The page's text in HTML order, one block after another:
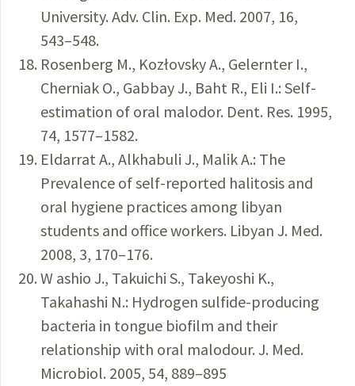
University. Adv. Clin. Exp. Med. 2007, 16,
543–548.
Rosenberg M., Kozłovsky A., Gelernter I.,
Cherniak O., Gabbay J., Baht R., Eli I.: Self-
estimation of oral malodor. Dent. Res. 1995,
74, 1577–1582.
Eldarrat A., Alkhabuli J., Malik A.: The
Prevalence of self-reported halitosis and
oral hygiene practices among libyan
students and office workers. Libyan J. Med.
2008, 3, 170–176.
W ashio J., Takuichi S., Takeyoshi K.,
Takahashi N.: Hydrogen sulfide-producing
bacteria in tongue biofilm and their
relationship with oral malodour. J. Med.
Microbiol. 2005, 54, 889–895